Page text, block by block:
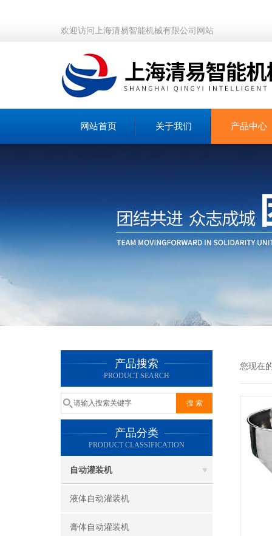
欢迎访问上海清易智能机械有限公司网站
网站首页 关于我们 产品中心
产品搜索
PRODUCT SEARCH
产品分类
PRODUCT CLASSIFICATION
自动灌装机
液体自动灌装机
膏体自动灌装机
您现在